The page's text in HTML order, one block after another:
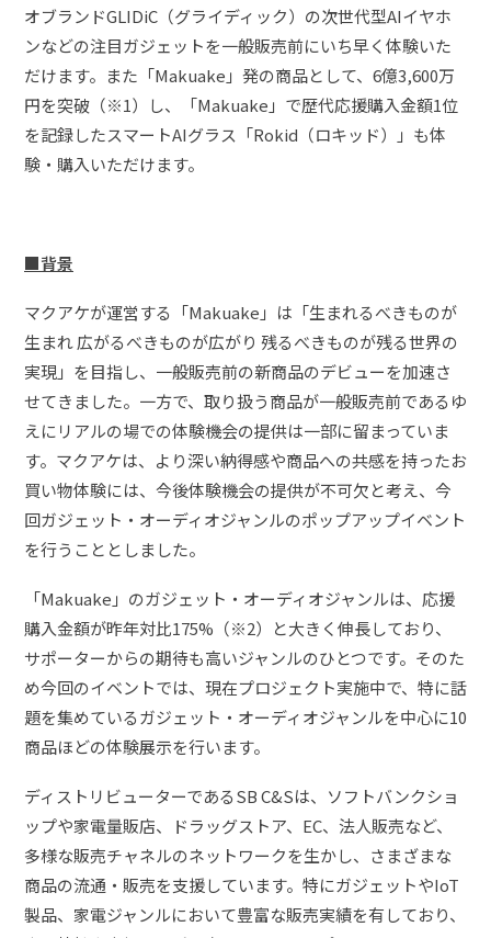
オブランドGLIDiC（グライディック）の次世代型AIイヤホ
ンなどの注目ガジェットを一般販売前にいち早く体験いた
だけます。また「Makuake」発の商品として、6億3,600万
円を突破（※1）し、「Makuake」で歴代応援購入金額1位
を記録したスマートAIグラス「Rokid（ロキッド）」も体
験・購入いただけます。
■背景
マクアケが運営する「Makuake」は「生まれるべきものが
生まれ 広がるべきものが広がり 残るべきものが残る世界の
実現」を目指し、一般販売前の新商品のデビューを加速さ
せてきました。一方で、取り扱う商品が一般販売前であるゆ
えにリアルの場での体験機会の提供は一部に留まっていま
す。マクアケは、より深い納得感や商品への共感を持ったお
買い物体験には、今後体験機会の提供が不可欠と考え、今
回ガジェット・オーディオジャンルのポップアップイベント
を行うこととしました。
「Makuake」のガジェット・オーディオジャンルは、応援
購入金額が昨年対比175%（※2）と大きく伸長しており、
サポーターからの期待も高いジャンルのひとつです。そのた
め今回のイベントでは、現在プロジェクト実施中で、特に話
題を集めているガジェット・オーディオジャンルを中心に10
商品ほどの体験展示を行います。
ディストリビューターであるSB C&Sは、ソフトバンクショ
ップや家電量販店、ドラッグストア、EC、法人販売など、
多様な販売チャネルのネットワークを生かし、さまざまな
商品の流通・販売を支援しています。特にガジェットやIoT
製品、家電ジャンルにおいて豊富な販売実績を有しており、